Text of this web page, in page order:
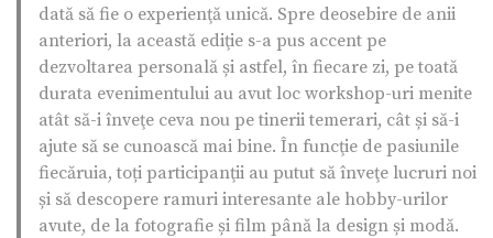
dată să fie o experienţă unică. Spre deosebire de anii
anteriori, la această ediţie s-a pus accent pe
dezvoltarea personală și astfel, în fiecare zi, pe toată
durata evenimentului au avut loc workshop-uri menite
atât să-i înveţe ceva nou pe tinerii temerari, cât și să-i
ajute să se cunoască mai bine. În funcţie de pasiunile
fiecăruia, toți participanţii au putut să înveţe lucruri noi
și să descopere ramuri interesante ale hobby-urilor
avute, de la fotografie și film până la design și modă.